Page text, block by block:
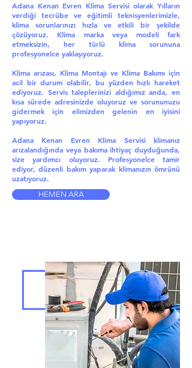
Adana Kenan Evren Klima Servisi olarak Yılların
verdiği tecrübe ve eğitimli teknisyenlerimizle,
klima sorunlarınızı hızla ve etkili bir şekilde
çözüyoruz. Klima marka veya modeli fark
etmeksizin, her türlü klima sorununa
profesyonelce yaklaşıyoruz.
Klima arızası, Klima Montajı ve Klima Bakımı için
acil bir durum olabilir, bu yüzden hızlı hareket
ediyoruz. Servis taleplerinizi aldığımız anda, en
kısa sürede adresinizde oluyoruz ve sorununuzu
gidermek için elimizden gelenin en iyisini
yapıyoruz.
Adana Kenan Evren Klima Servisi klimanız
arızalandığında veya bakıma ihtiyaç duyduğunda,
size yardımcı oluyoruz. Profesyonelce tamir
ediyor, düzenli bakım yaparak klimanızın ömrünü
uzatıyoruz.
HEMEN ARA